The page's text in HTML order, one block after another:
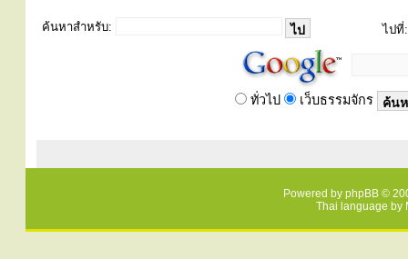
ค้นหาสำหรับ: ไปที่:
ทั่วไป เว็บธรรมจักร
Powered by phpBB ©
Thai language by